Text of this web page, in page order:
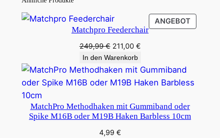
d
r
a
ANGEBOT
IM
Matchpro Feederchair
249,99€ Ursprünglicher
Preis
war:
249,99 €
211,00 €Aktueller
ist:
211,00 €.
In den Warenkorb
MatchPro Methodhaken mit Gummiband oder
Spike M16B oder M19B Haken Barbless 10cm
4,99 €